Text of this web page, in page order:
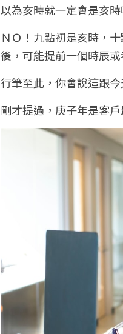
以為亥時就一定會是亥時
ＮＯ！九點初是亥時，
後，可能提前一個時辰
行筆至此，你會說這跟
剛才提過，庚子年是客戶